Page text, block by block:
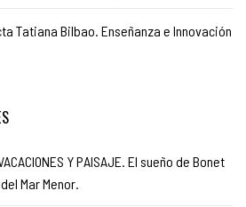
Tatiana Bilbao. Enseñanza e Innovación
Y PAISAJE. El sueño de Bonet
Mar Menor.